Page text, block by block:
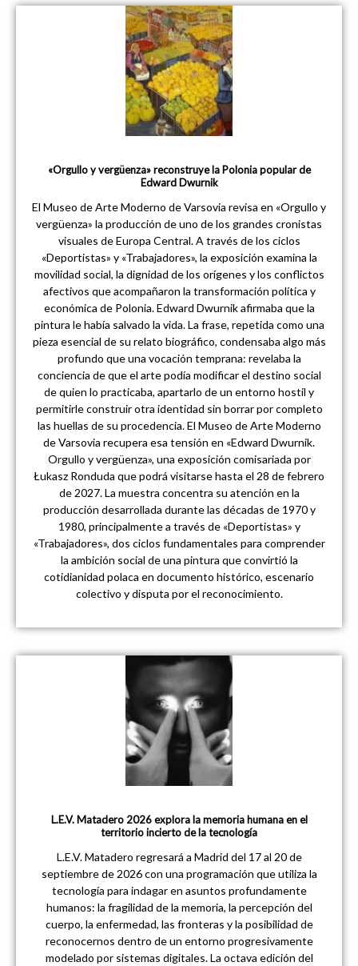
«Orgullo y vergüenza» reconstruye la Polonia popular de
Edward Dwurnik
El Museo de Arte Moderno de Varsovia revisa en «Orgullo y
vergüenza» la producción de uno de los grandes cronistas
visuales de Europa Central. A través de los ciclos
«Deportistas» y «Trabajadores», la exposición examina la
movilidad social, la dignidad de los orígenes y los conflictos
afectivos que acompañaron la transformación política y
económica de Polonia. Edward Dwurnik afirmaba que la
pintura le había salvado la vida. La frase, repetida como una
pieza esencial de su relato biográfico, condensaba algo más
profundo que una vocación temprana: revelaba la
conciencia de que el arte podía modificar el destino social
de quien lo practicaba, apartarlo de un entorno hostil y
permitirle construir otra identidad sin borrar por completo
las huellas de su procedencia. El Museo de Arte Moderno
de Varsovia recupera esa tensión en «Edward Dwurnik.
Orgullo y vergüenza», una exposición comisariada por
Łukasz Ronduda que podrá visitarse hasta el 28 de febrero
de 2027. La muestra concentra su atención en la
producción desarrollada durante las décadas de 1970 y
1980, principalmente a través de «Deportistas» y
«Trabajadores», dos ciclos fundamentales para comprender
la ambición social de una pintura que convirtió la
cotidianidad polaca en documento histórico, escenario
colectivo y disputa por el reconocimiento.
L.E.V. Matadero 2026 explora la memoria humana en el
territorio incierto de la tecnología
L.E.V. Matadero regresará a Madrid del 17 al 20 de
septiembre de 2026 con una programación que utiliza la
tecnología para indagar en asuntos profundamente
humanos: la fragilidad de la memoria, la percepción del
cuerpo, la enfermedad, las fronteras y la posibilidad de
reconocernos dentro de un entorno progresivamente
modelado por sistemas digitales. La octava edición del